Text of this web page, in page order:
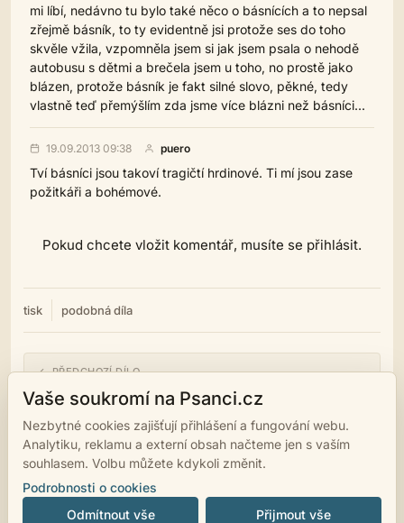
mi líbí, nedávno tu bylo také něco o básnících a to nepsal
zřejmě básník, to ty evidentně jsi protože ses do toho
skvěle vžila, vzpomněla jsem si jak jsem psala o nehodě
autobusu s dětmi a brečela jsem u toho, no prostě jako
blázen, protože básník je fakt silné slovo, pěkné, tedy
vlastně teď přemýšlím zda jsme více blázni než básníci...
19.09.2013 09:38 puero
Tví básníci jsou takoví tragičtí hrdinové. Ti mí jsou zase
požitkáři a bohémové.
Pokud chcete vložit komentář, musíte se přihlásit.
tisk podobná díla
← PŘEDCHOZÍ DÍLO
Živý pohľad slepých očí
NÁSLEDUJÍCÍ DÍLO →
Nechcem Ti ublížiť...
Vaše soukromí na Psanci.cz
Nezbytné cookies zajišťují přihlášení a fungování webu.
Analytiku, reklamu a externí obsah načteme jen s vaším
souhlasem. Volbu můžete kdykoli změnit.
Podrobnosti o cookies
Odmítnout vše
Přijmout vše